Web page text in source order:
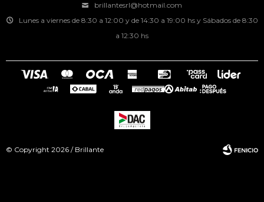
brillantesrl@hotmail.com
Lunes a viernes de 8:30 a 12:00 y de 14:30 a 19:00 hs y Sábados de 8:30
a 12:30 hs
© Copyright 2026 / Brillante